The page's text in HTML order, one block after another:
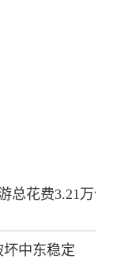
总花费3.21万亿
中东稳定